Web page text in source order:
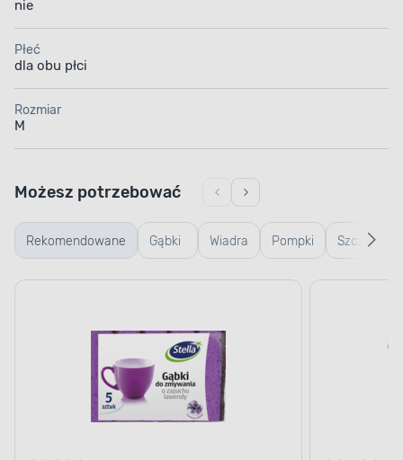
nie
Płeć
dla obu płci
Rozmiar
M
Rekomendowane Gąbki
i
Wiadra Pompki
do
Szczotki i
Możesz potrzebować